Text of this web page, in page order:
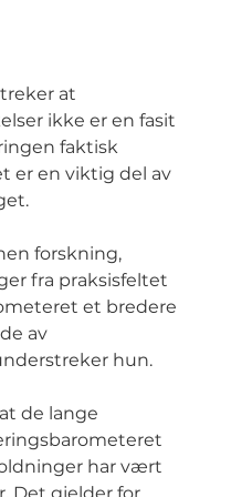
at
ikke er en fasit
faktisk
er en viktig del av
forskning,
fra praksisfeltet
et bredere
av
hun.
de lange
har vært